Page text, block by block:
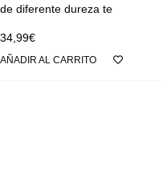
de diferente dureza te
34,99€
AÑADIR AL CARRITO